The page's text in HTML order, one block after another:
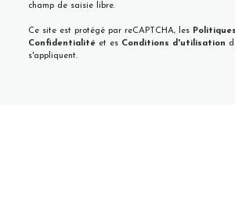
champ de saisie libre.
Ce site est protégé par reCAPTCHA, les
Confidentialitéet es Conditions d'utilisation
s'appliquent.